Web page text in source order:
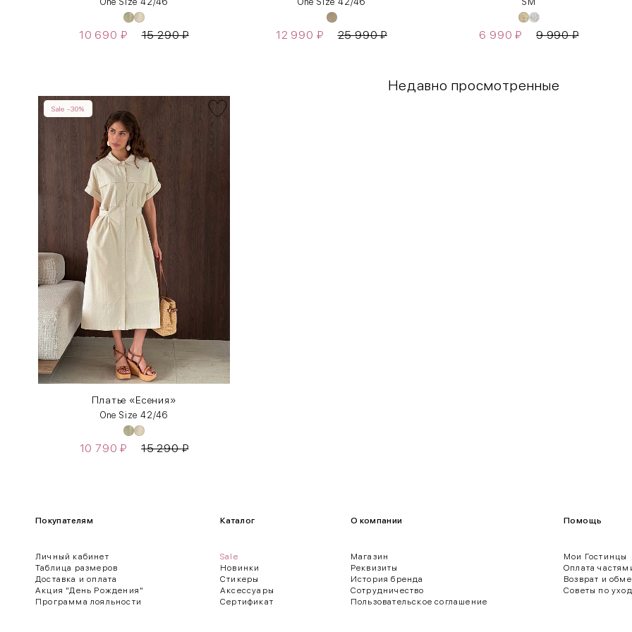
10 690 ₽ 15 290₽ 12 990 ₽ 25 990₽ 6 990₽ 9 990₽
Недавно просмотренные
Sale -30%
Платье «Есения»
One Size 42/46
10 790₽ 15 290₽
INT
M
XL
One
Size
42-50
Как правильно себя обмерить
Обхват груди (С)
Обхват бедер (F)
Измеряется горизонтально полу по наиболее выступающим точкам ягодиц.
Покупателям
Личный кабинет
Таблица размеров
Доставка и оплата
Акция "День Рождения"
Программа лояльности
Каталог
Sale
Новинки
Стикеры
Аксессуары
Сертификат
О компании
Магазин
Реквизиты
История бренда
Сотрудничество
Пользовательское соглашение
Помощь
Мои Гостинцы
Оплата
Возврат и
Советы по